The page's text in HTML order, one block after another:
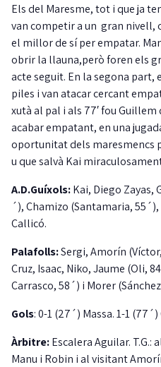
Els del Maresme, tot i que ja
van competir a un gran nivell,
el millor de sí per empatar.
obrir la llauna,però foren els
acte seguit. En la segona part,
piles i van atacar cercant
xutà al pal i als 77′ fou
acabar empatant, en una
oportunitat dels maresmencs
u que salvà Kai
A.D.Guíxols:Kai, Diego Zayas,
´), Chamizo (Santamaria,
Callicó.
Palafolls:Sergi, Amorín
Cruz, Isaac, Niko, Jaume (Oli,
Carrasco, 58´) i Morer
Gols: 0-1 (27´) Massa. 1-1
Àrbitre:Escalera Aguilar. T.G.:
Manu i Robin i al visitant